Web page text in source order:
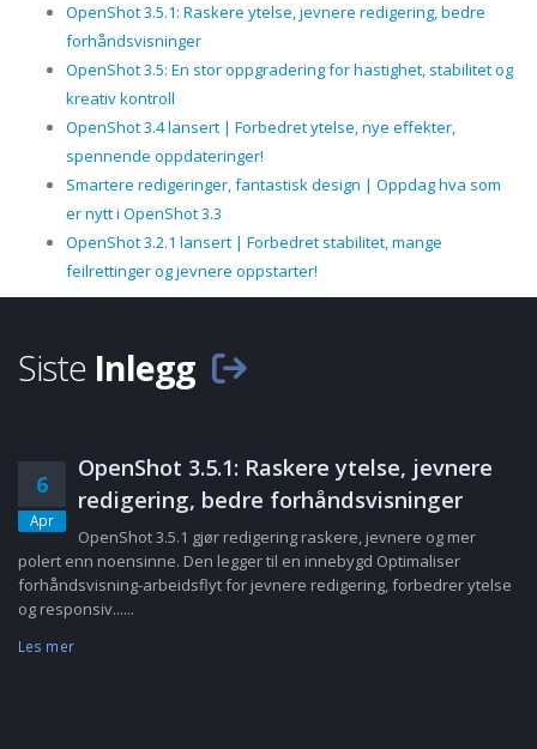
OpenShot 3.5.1: Raskere ytelse, jevnere redigering, bedre
forhåndsvisninger
OpenShot 3.5: En stor oppgradering for hastighet, stabilitet og
kreativ kontroll
OpenShot 3.4 lansert | Forbedret ytelse, nye effekter,
spennende oppdateringer!
Smartere redigeringer, fantastisk design | Oppdag hva som
er nytt i OpenShot 3.3
OpenShot 3.2.1 lansert | Forbedret stabilitet, mange
feilrettinger og jevnere oppstarter!
Siste Inlegg
6
Apr
OpenShot 3.5.1: Raskere ytelse, jevnere
redigering, bedre forhåndsvisninger
OpenShot 3.5.1 gjør redigering raskere, jevnere og mer
polert enn noensinne. Den legger til en innebygd Optimaliser
forhåndsvisning-arbeidsflyt for jevnere redigering, forbedrer ytelse
og responsiv......
Les mer